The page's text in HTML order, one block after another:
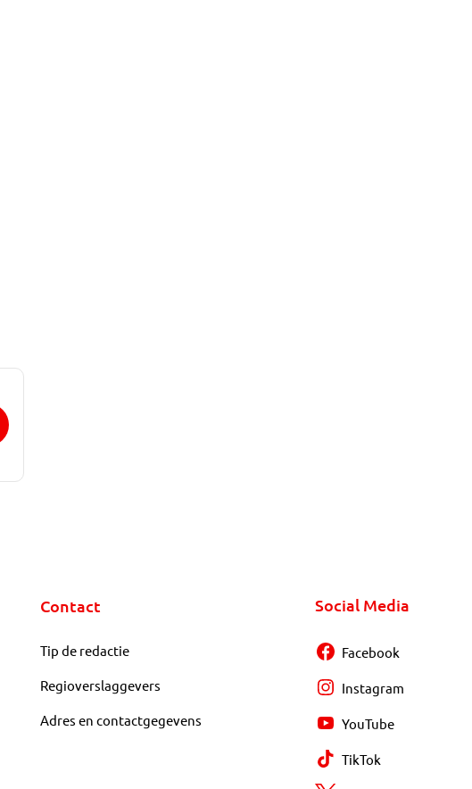
Contact
Tip de redactie
Regioverslaggevers
Adres en contactgegevens
Social Media
Facebook
Instagram
YouTube
TikTok